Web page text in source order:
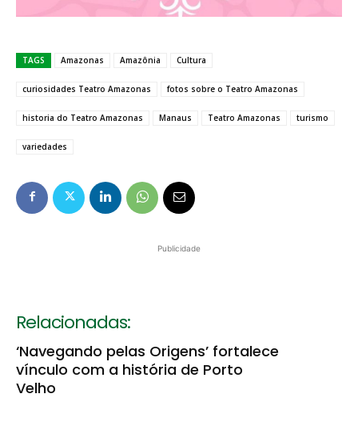
TAGS Amazonas Amazônia Cultura
curiosidades Teatro Amazonas fotos sobre o Teatro Amazonas
historia do Teatro Amazonas Manaus Teatro Amazonas turismo
variedades
Publicidade
Relacionadas:
‘Navegando pelas Origens’ fortalece
vínculo com a história de Porto
Velho